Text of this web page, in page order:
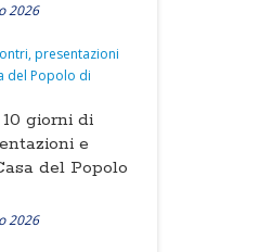
2026
10 giorni di
e
del Popolo
2026